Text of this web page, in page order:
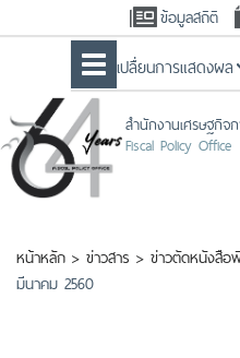
ข้อมูลสถิติ
เปลื่ยนการแสดงผล
สำนักงานเศรษฐกิจ
Fiscal Policy Office
หน้าหลัก > ข่าวสาร > ข่าวตัดหนังสื
มีนาคม 2560